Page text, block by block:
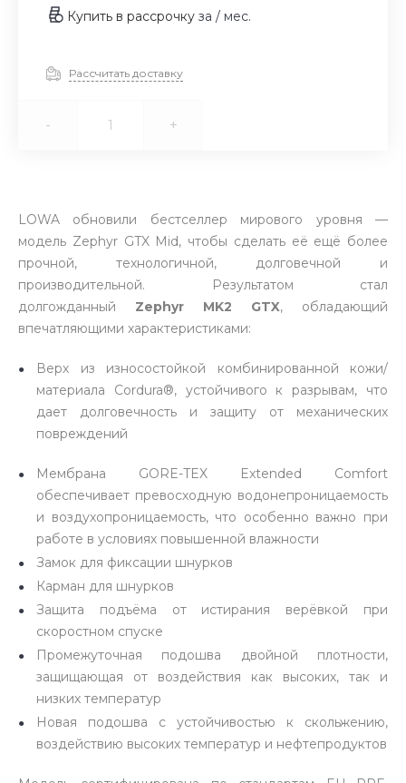
Купить в рассрочку за / мес.
Рассчитать доставку
- +
LOWA обновили бестселлер мирового уровня —
модель Zephyr GTX Mid, чтобы сделать её ещё более
прочной, технологичной, долговечной и
производительной. Результатом стал
долгожданный Zephyr MK2 GTX, обладающий
впечатляющими характеристиками:
Верх из износостойкой комбинированной кожи/
материала Cordura®, устойчивого к разрывам, что
дает долговечность и защиту от механических
повреждений
Мембрана GORE-TEX Extended Comfort
обеспечивает превосходную водонепроницаемость
и воздухопроницаемость, что особенно важно при
работе в условиях повышенной влажности
Замок для фиксации шнурков
Карман для шнурков
Защита подъёма от истирания верёвкой при
скоростном спуске
Промежуточная подошва двойной плотности,
защищающая от воздействия как высоких, так и
низких температур
Новая подошва с устойчивостью к скольжению,
воздействию высоких температур и нефтепродуктов